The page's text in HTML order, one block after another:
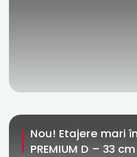
Nou! Etajere mari
PREMIUM D – 33 cm